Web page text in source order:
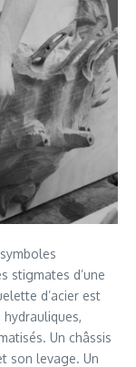
stigmates d’une
d’acier est
Un châssis
son levage. Un